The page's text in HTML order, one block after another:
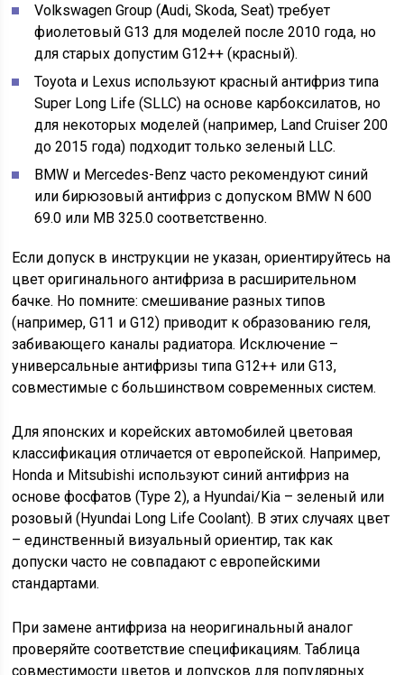
Volkswagen Group (Audi, Skoda, Seat) требует
фиолетовый G13 для моделей после 2010 года, но
для старых допустим G12++ (красный).
Toyota и Lexus используют красный антифриз типа
Super Long Life (SLLC) на основе карбоксилатов, но
для некоторых моделей (например, Land Cruiser 200
до 2015 года) подходит только зеленый LLC.
BMW и Mercedes-Benz часто рекомендуют синий
или бирюзовый антифриз с допуском BMW N 600
69.0 или MB 325.0 соответственно.
Если допуск в инструкции не указан, ориентируйтесь на
цвет оригинального антифриза в расширительном
бачке. Но помните: смешивание разных типов
(например, G11 и G12) приводит к образованию геля,
забивающего каналы радиатора. Исключение –
универсальные антифризы типа G12++ или G13,
совместимые с большинством современных систем.
Для японских и корейских автомобилей цветовая
классификация отличается от европейской. Например,
Honda и Mitsubishi используют синий антифриз на
основе фосфатов (Type 2), а Hyundai/Kia – зеленый или
розовый (Hyundai Long Life Coolant). В этих случаях цвет
– единственный визуальный ориентир, так как
допуски часто не совпадают с европейскими
стандартами.
При замене антифриза на неоригинальный аналог
проверяйте соответствие спецификациям. Таблица
совместимости цветов и допусков для популярных